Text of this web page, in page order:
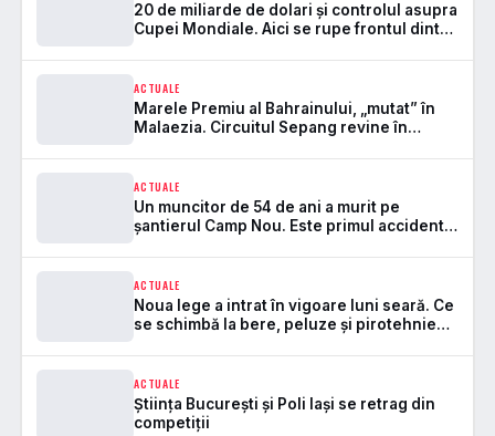
20 de miliarde de dolari și controlul asupra
Cupei Mondiale. Aici se rupe frontul dintre
ACTUALE
Marele Premiu al Bahrainului, „mutat” în
Malaezia. Circuitul Sepang revine în
ACTUALE
Un muncitor de 54 de ani a murit pe
șantierul Camp Nou. Este primul accident
ACTUALE
Noua lege a intrat în vigoare luni seară. Ce
se schimbă la bere, peluze și pirotehnie
ACTUALE
Știința București și Poli Iași se retrag din
competiții